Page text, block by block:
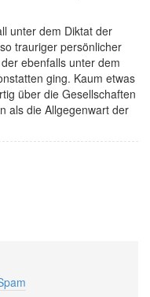
unter dem Diktat der
trauriger persönlicher
ebenfalls unter dem
ging. Kaum etwas
über die Gesellschaften
als die Allgegenwart der